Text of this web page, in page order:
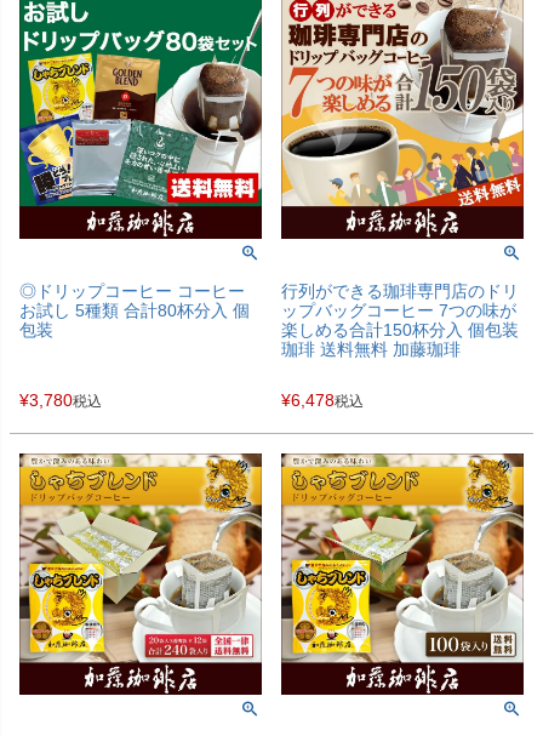
◎ドリップコーヒー コーヒー
お試し 5種類 合計80杯分入 個
包装
¥3,780税込
行列ができる珈琲専門店のドリ
ップバッグコーヒー 7つの味が
楽しめる合計150杯分入 個包装
珈琲 送料無料 加藤珈琲
¥6,478税込